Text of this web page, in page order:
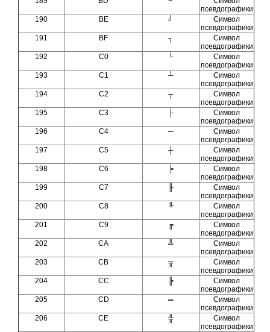
псевдографики
190
BE ╛
Символ
псевдографики
191
BF ┐
Символ
псевдографики
192
C0 └
Символ
псевдографики
193
C1 ┴
Символ
псевдографики
194
C2 ┬
Символ
псевдографики
195
C3 ├
Символ
псевдографики
196
C4 ─
Символ
псевдографики
197
C5 ┼
Символ
псевдографики
198
C6 ╞
Символ
псевдографики
199
C7 ╟
Символ
псевдографики
200
C8 ╚
Символ
псевдографики
201
C9 ╔
Символ
псевдографики
202
CA ╩
Символ
псевдографики
203
CB ╦
Символ
псевдографики
204
CC ╠
Символ
псевдографики
205
CD ═
Символ
псевдографики
206
CE ╬
Символ
псевдографики